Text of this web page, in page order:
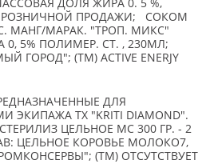
ДОЛЯ ЖИРА 0. 5 %,
РОЗНИЧНОЙ ПРОДАЖИ; СОКОМ
МАНГ/МАРАК. "ТРОП. МИКС"
5% ПОЛИМЕР. СТ. , 230МЛ;
(TM) ACTIVE ENERJY
ДЛЯ
ЭКИПАЖА ТХ "KRITI DIAMOND".
ЦЕЛЬНОЕ МС 300 ГР. - 2
ЦЕЛЬНОЕ КОРОВЬЕ МОЛОКО7,
(TM) ОТСУТСТВУЕТ